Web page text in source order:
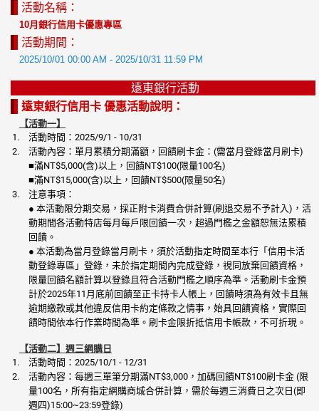
活動名稱：
10月銀行信用卡優惠專區
活動期間：
2025/10/01 00:00 AM - 2025/10/31 11:59 PM
遠東銀行活動
遠東銀行信用卡 優惠活動說明：
【活動一】
活動時間：2025/9/1 - 10/31
活動內容：單月累積分期滿額，回饋刷卡金：(需當月登錄當月刷卡)
■滿NT$5,000(含)以上，回饋NT$100(限量100名)
■滿NT$15,000(含)以上，回饋NT$500(限量50名)
注意事項：
● 本活動限分期交易，採正附卡消費合併計算(刷退交易不予計入)，活
動期間各活動特店每月每戶限回饋一次，超過門檻之金額恕無法累積
回饋。
● 本活動為當月登錄當月刷卡，須於活動指定時間至本行「信用卡活
動登錄專區」登錄，未於指定期間內完成登錄，視同放棄回饋資格，
限量回饋名額計算以登錄且符合活動門檻之順序為準。活動刷卡金預
計於2025年11月底前回饋至正卡持卡人帳上，回饋時須為有效卡且無
逾期繳款或其他違反信用卡約定條款之情事，始具回饋資格，實際回
饋時間依本行作業時間為準。刷卡金限折抵信用卡帳款，不可折現。
【活動二】週三網購日
活動時間：2025/10/1 - 12/31
活動內容：每週三單筆分期滿NT$3,000，加碼回饋NT$100刷卡金 (限
量100名，所有指定網購商城合併計算，需於每週三消費日之次日(即
週四)15:00~23:59登錄)